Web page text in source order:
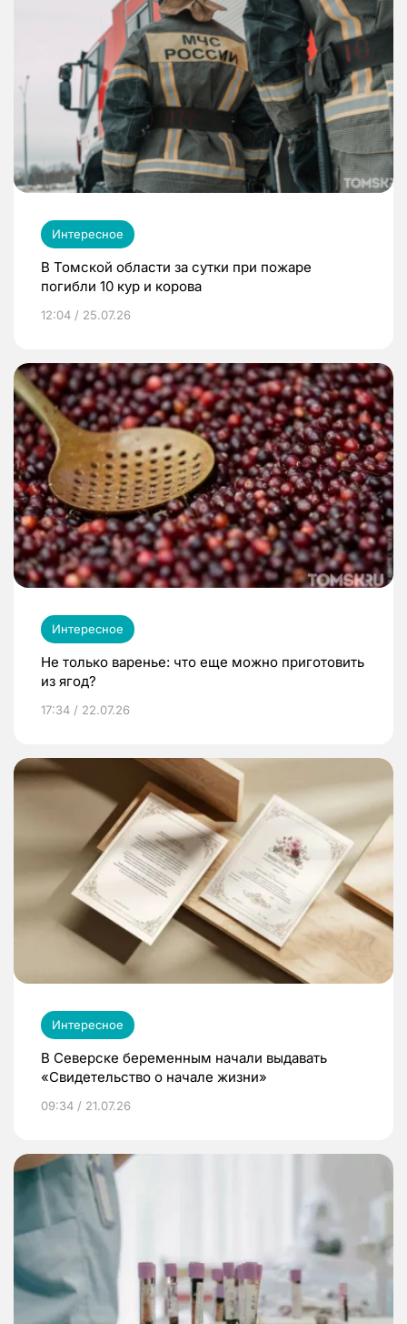
Интересное
В Томской области за сутки при пожаре
погибли 10 кур и корова
12:04 / 25.07.26
Интересное
Не только варенье: что еще можно приготовить
из ягод?
17:34 / 22.07.26
Интересное
В Северске беременным начали выдавать
«Свидетельство о начале жизни»
09:34 / 21.07.26